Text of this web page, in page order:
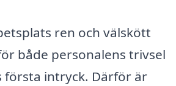
ren och välskött
både personalens trivsel
första intryck. Därför är